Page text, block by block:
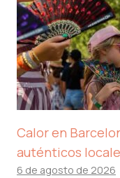
Calor en
auténticos
6 de agosto de 2026